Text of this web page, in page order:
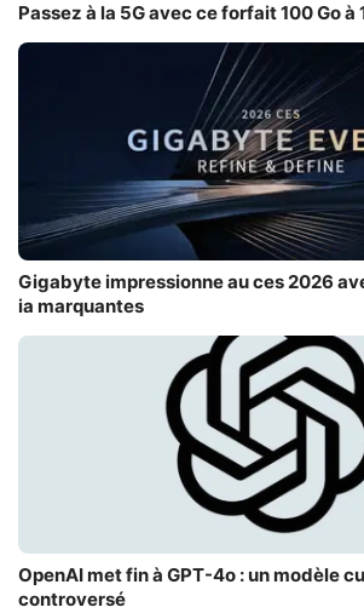
Passez à la 5G avec ce forfait 100 Go à
Gigabyte impressionne au ces 2026
ia marquantes
OpenAI met fin à GPT-4o : un modèle
controversé